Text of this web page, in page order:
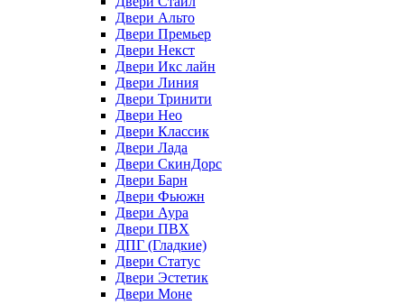
Двери Альто
Двери Премьер
Двери Некст
Двери Икс лайн
Двери Линия
Двери Тринити
Двери Нео
Двери Классик
Двери Лада
Двери СкинДорс
Двери Барн
Двери Фьюжн
Двери Аура
Двери ПВХ
ДПГ (Гладкие)
Двери Статус
Двери Эстетик
Двери Моне